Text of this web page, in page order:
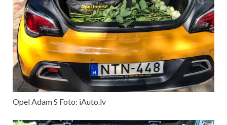
Opel Adam S Foto: iAuto.lv